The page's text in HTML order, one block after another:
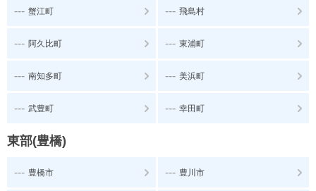
--- 蟹江町 --- 飛島村
--- 阿久比町 --- 東浦町
--- 南知多町 --- 美浜町
--- 武豊町 --- 幸田町
東部(豊橋)
--- 豊橋市 --- 豊川市